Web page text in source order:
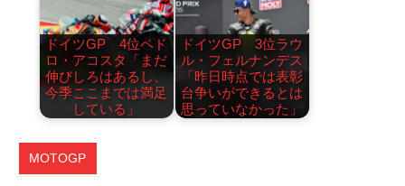
ドイツGP 4位ペド
ロ・アコスタ「まだ
伸びしろはあるし、
今季ここまでは満足
している」
ドイツGP 3位ラウ
ル・フェルナンデス
「昨日時点では表彰
台争いができるとは
思っていなかった」
MOTOGP